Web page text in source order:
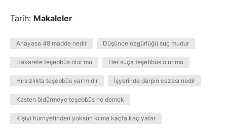
Tarih: Makaleler
Anayasa 48 madde nedir Düşünce özgürlüğü suç mudur
Hakarete teşebbüs olur mu Her suça teşebbüs olur mu
Hırsızlıkta teşebbüs var mıdır İşyerinde darpın cezası nedir
Kasten öldürmeye teşebbüs ne demek
Kişiyi hürriyetinden yoksun kılma kaçta kaç yatar